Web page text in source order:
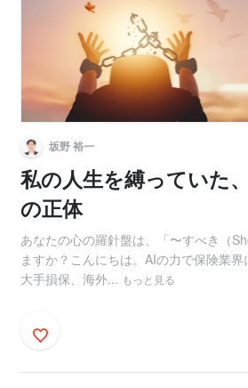
坂野 裕一
私の人生を縛っていた
の正体
あなたの心の羅針盤は、「〜すべき（
ますか？こんにちは。AIの力で保険業
大手損保、海外... もっと見る